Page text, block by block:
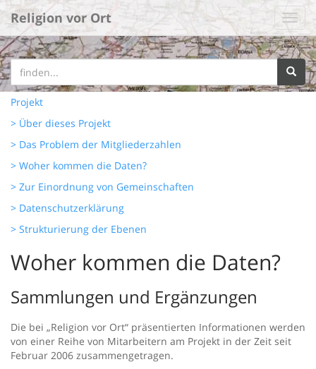
Religion vor Ort
Projekt
> Über dieses Projekt
> Das Problem der Mitgliederzahlen
> Woher kommen die Daten?
> Zur Einordnung von Gemeinschaften
> Datenschutzerklärung
> Strukturierung der Ebenen
Woher kommen die Daten?
Sammlungen und Ergänzungen
Die bei „Religion vor Ort“ präsentierten Informationen werden
von einer Reihe von Mitarbeitern am Projekt in der Zeit seit
Februar 2006 zusammengetragen.